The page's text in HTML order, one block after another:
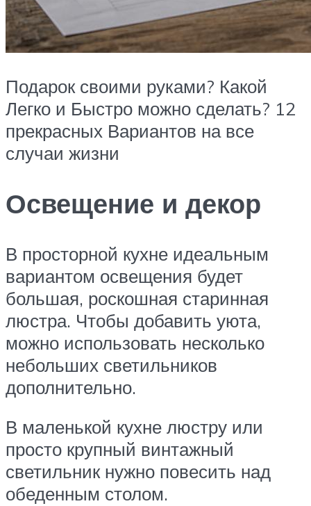
Подарок своими руками? Какой
Легко и Быстро можно сделать? 12
прекрасных Вариантов на все
случаи жизни
Освещение и декор
В просторной кухне идеальным
вариантом освещения будет
большая, роскошная старинная
люстра. Чтобы добавить уюта,
можно использовать несколько
небольших светильников
дополнительно.
В маленькой кухне люстру или
просто крупный винтажный
светильник нужно повесить над
обеденным столом.